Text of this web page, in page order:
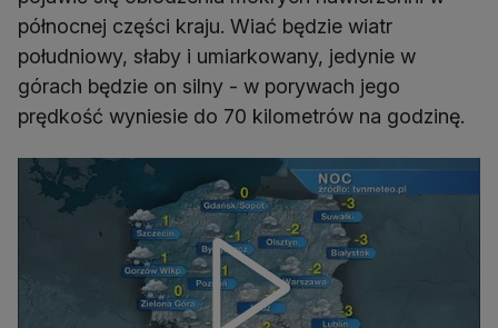
północnej części kraju. Wiać będzie wiatr
południowy, słaby i umiarkowany, jedynie w
górach będzie on silny - w porywach jego
prędkość wyniesie do 70 kilometrów na godzinę.